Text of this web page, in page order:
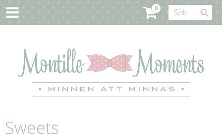
Sweets